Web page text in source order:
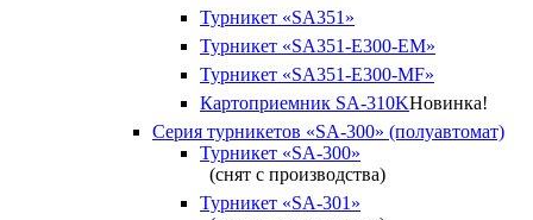
Турникет «SA351»
Турникет «SA351-Е300-ЕМ»
Турникет «SA351-Е300-MF»
Картоприемник SA-310KНовинка!
Серия турникетов «SA-300» (полуавтомат)
Турникет «SA-300»
(снят с производства)
Турникет «SA-301»